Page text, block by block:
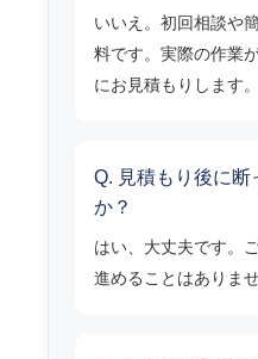
いいえ。初回相談や
料です。実際の作業
にお見積もりします。
Q. 見積もり後に断
か？
はい、大丈夫です。
進めることはありませ